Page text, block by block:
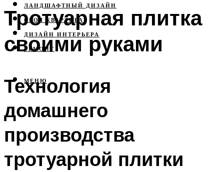
ЛАНДШАФТНЫЙ ДИЗАЙН
СВОЯ КВАРТИРА
ДИЗАЙН ИНТЕРЬЕРА
РЕМОНТ
МЕНЮ
Тротуарная плитка
своими руками
Технология
домашнего
производства
тротуарной плитки